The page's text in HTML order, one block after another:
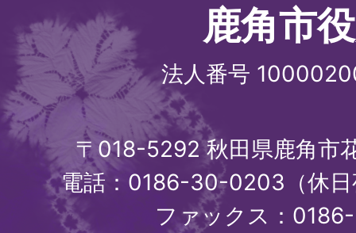
鹿角市
法人番号
〒018-5292 秋田県鹿角市
電話：0186-30-0203（休
ファックス：